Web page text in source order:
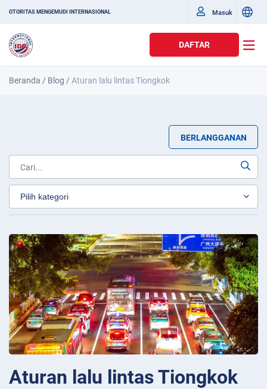
OTORITAS MENGEMUDI INTERNASIONAL Masuk
DAFTAR
Beranda / Blog /Aturan lalu lintas Tiongkok
BERLANGGANAN
Aturan lalu lintas Tiongkok